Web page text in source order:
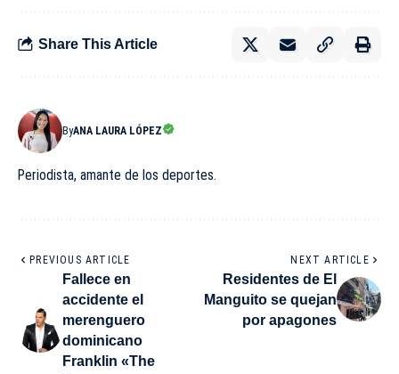
Share This Article
ByANA LAURA LÓPEZ
Periodista, amante de los deportes.
PREVIOUS ARTICLE
Fallece en
accidente el
merenguero
dominicano
Franklin «The
NEXT ARTICLE
Residentes de El
Manguito se quejan
por apagones